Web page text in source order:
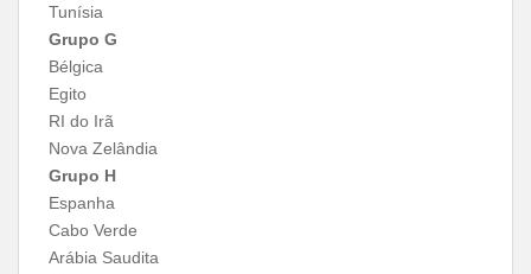
Tunísia
Grupo G
Bélgica
Egito
RI do Irã
Nova Zelândia
Grupo H
Espanha
Cabo Verde
Arábia Saudita